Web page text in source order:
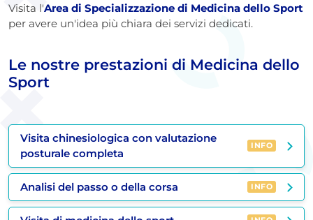
Visita l'Area di Specializzazione di Medicina dello Sport
per avere un'idea più chiara dei servizi dedicati.
Le nostre prestazioni di Medicina dello
Sport
Visita chinesiologica con valutazione
posturale completa
INFO
Analisi del passo o della corsa INFO